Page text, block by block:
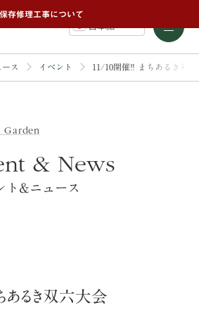
保存修理工事について
ス イベント 11/10開催‼ まちあるき双六
Garden
& News
ト&ニュース
あるき双六大会